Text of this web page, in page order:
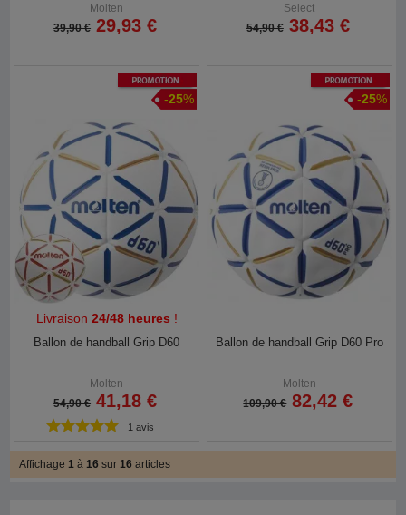
Molten
39,90 € 29,93 €
Select
54,90 € 38,43 €
Promotion
-25%
Livraison 24/48 heures !
Ballon de handball Grip D60
Molten
54,90 € 41,18 €
1 avis
Promotion
-25%
Ballon de handball Grip D60 Pro
Molten
109,90 € 82,42 €
Affichage1à16sur16articles